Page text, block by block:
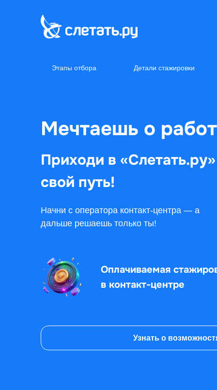
Этапы отбора Детали стажировки
Оплачиваемая
в контакт-центре
Узнать о
Приходи в
свой путь!
Мечтаешь о
Начни с оператора контакт-центра — а
дальше решаешь только ты!